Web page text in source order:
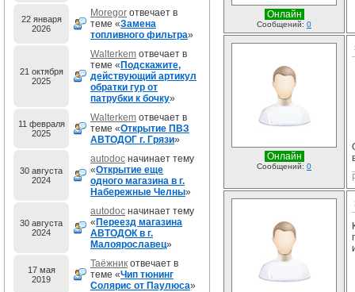
22 января
2026
Moregor отвечает в
теме «Замена
топливного фильтра»
21 октября
2025
Walterkem отвечает в
теме « Подскажите,
действующий артикул
обратки гур от
патрубки к бочку»
11 февраля
2025
Walterkem отвечает в
теме «Открытие ПВЗ
АВТОДОГ г. Грязи»
30 августа
2024
autodoc начинает тему
«Открытие еще
одного магазина в г.
Набережные Челны»
30 августа
2024
autodoc начинает тему
« Переезд магазина
АВТОДОК в г.
Малоярославец»
17 мая
2019
Таёжник отвечает в
теме «Чип тюнинг
Солярис от Паулюса»
Онлайн
Сообщений: 0
Онлайн
Сообщений: 0